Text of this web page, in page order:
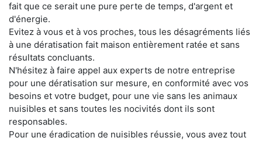
fait que ce serait une pure perte de temps, d'argent et
d'énergie.
Evitez à vous et à vos proches, tous les désagréments liés
à une dératisation fait maison entièrement ratée et sans
résultats concluants.
N'hésitez à faire appel aux experts de notre entreprise
pour une dératisation sur mesure, en conformité avec vos
besoins et votre budget, pour une vie sans les animaux
nuisibles et sans toutes les nocivités dont ils sont
responsables.
Pour une éradication de nuisibles réussie, vous avez tout